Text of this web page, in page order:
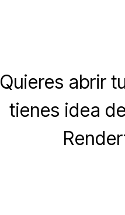
Quieres abrir
tienes idea